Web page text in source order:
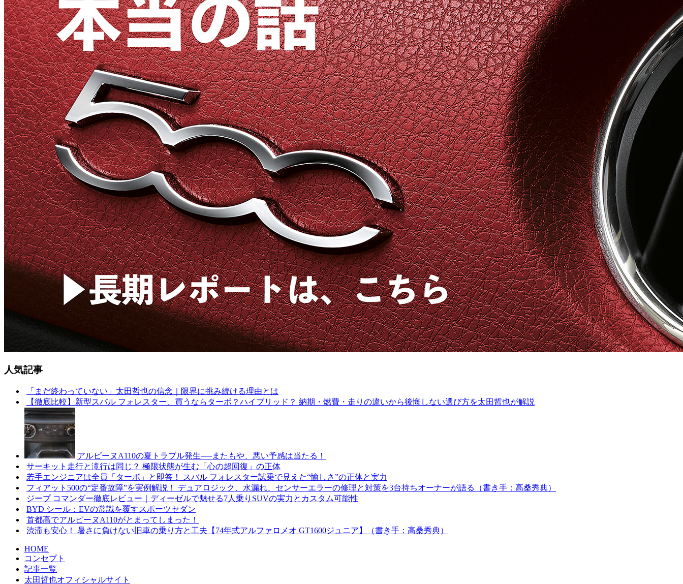
人気記事
「まだ終わっていない」太田哲也の信念｜限界に挑み続ける理由とは
【徹底比較】新型スバル フォレスター、買うならターボ？ハイブリッド？ 納期・燃費・走りの違いから後悔しない選び方を太田哲也が解説
アルピーヌA110の夏トラブル発生──またもや、悪い予感は当たる！
サーキット走行と滝行は同じ？ 極限状態が生む「心の超回復」の正体
若手エンジニアは全員「ターボ」と即答！ スバル フォレスター試乗で見えた“愉しさ”の正体と実力
フィアット500の“定番故障”を実例解説！ デュアロジック、水漏れ、センサーエラーの修理と対策を3台持ちオーナーが語る（書き手：高桑秀典）
ジープ コマンダー徹底レビュー｜ディーゼルで魅せる7人乗りSUVの実力とカスタム可能性
BYD シール：EVの常識を覆すスポーツセダン
首都高でアルピーヌA110がとまってしまった！
渋滞も安心！ 暑さに負けない旧車の乗り方と工夫【74年式アルファロメオ GT1600ジュニア】（書き手：高桑秀典）
HOME
コンセプト
記事一覧
太田哲也オフィシャルサイト